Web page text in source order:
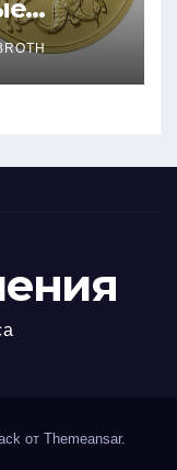
от Themeansar.